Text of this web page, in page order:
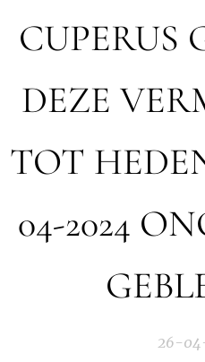
CUPERUS
DEZE
TOT
04-2024
26-